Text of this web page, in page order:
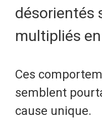
désorientés
multipliés
Ces
semblent
cause unique.